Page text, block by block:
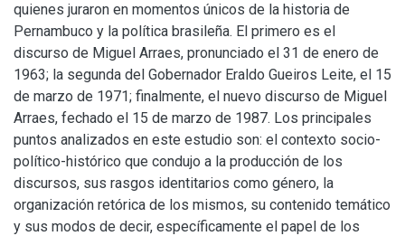
quienes juraron en momentos únicos de la historia de
Pernambuco y la política brasileña. El primero es el
discurso de Miguel Arraes, pronunciado el 31 de enero de
1963; la segunda del Gobernador Eraldo Gueiros Leite, el 15
de marzo de 1971; finalmente, el nuevo discurso de Miguel
Arraes, fechado el 15 de marzo de 1987. Los principales
puntos analizados en este estudio son: el contexto socio-
político-histórico que condujo a la producción de los
discursos, sus rasgos identitarios como género, la
organización retórica de los mismos, su contenido temático
y sus modos de decir, específicamente el papel de los